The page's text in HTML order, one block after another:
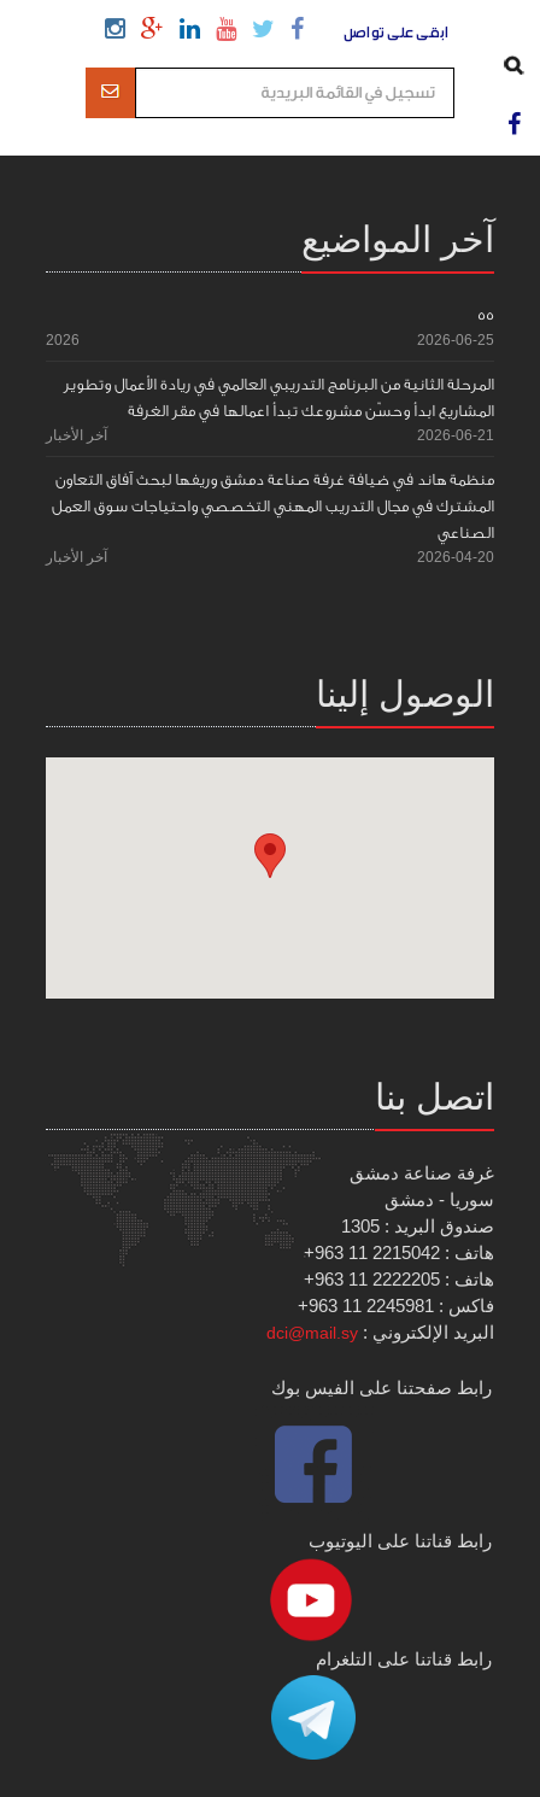
ابقى على تواصل
آخر المواضيع
55
2026-06-25
2026
المرحلة الثانية من البرنامج التدريبي العالمي في ريادة الأعمال وتطوير
المشاريع ابدأ وحسّن مشروعك تبدأ اعمالها في مقر الغرفة
2026-06-21 آخر الأخبار
منظمة هاند في ضيافة غرفة صناعة دمشق وريفها لبحث آفاق التعاون
المشترك في مجال التدريب المهني التخصصي واحتياجات سوق العمل
الصناعي
2026-04-20 آخر الأخبار
الوصول إلينا
اتصل بنا
غرفة صناعة دمشق
سوريا - دمشق
صندوق البريد : 1305
هاتف : 2215042 11 963+
هاتف : 2222205 11 963+
فاكس : 2245981 11 963+
البريد الإلكتروني :dci@mail.sy
رابط صفحتنا على الفيس بوك
رابط قناتنا على اليوتيوب
رابط قناتنا على التلغرام